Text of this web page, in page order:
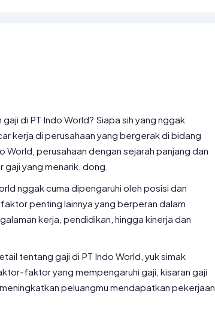
di PT Indo World? Siapa sih yang nggak
kerja di perusahaan yang bergerak di bidang
World, perusahaan dengan sejarah panjang dan
yang menarik, dong.
nggak cuma dipengaruhi oleh posisi dan
penting lainnya yang berperan dalam
kerja, pendidikan, hingga kinerja dan
tentang gaji di PT Indo World, yuk simak
faktor yang mempengaruhi gaji, kisaran gaji
peluangmu mendapatkan pekerjaan